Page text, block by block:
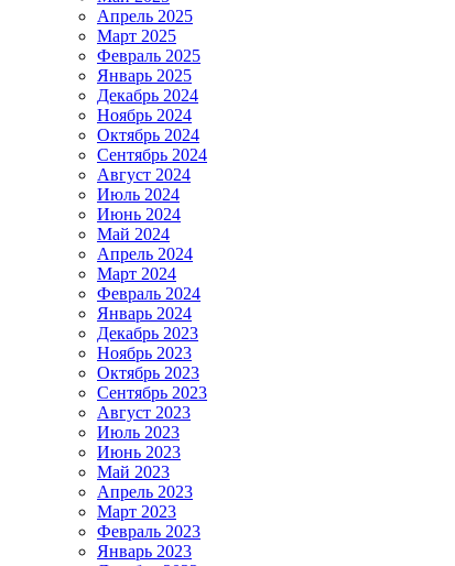
Апрель 2025
Март 2025
Февраль 2025
Январь 2025
Декабрь 2024
Ноябрь 2024
Октябрь 2024
Сентябрь 2024
Август 2024
Июль 2024
Июнь 2024
Май 2024
Апрель 2024
Март 2024
Февраль 2024
Январь 2024
Декабрь 2023
Ноябрь 2023
Октябрь 2023
Сентябрь 2023
Август 2023
Июль 2023
Июнь 2023
Май 2023
Апрель 2023
Март 2023
Февраль 2023
Январь 2023